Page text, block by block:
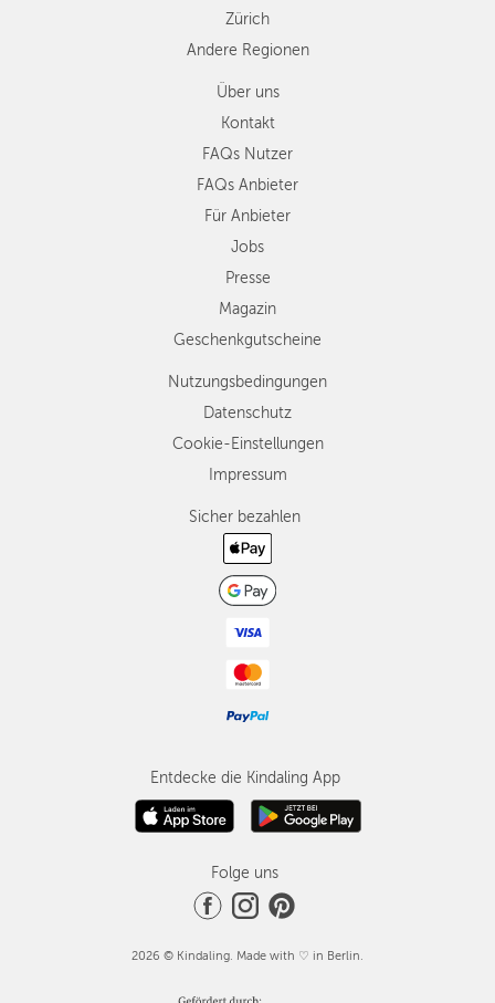
Zürich
Andere Regionen
Über uns
Kontakt
FAQs Nutzer
FAQs Anbieter
Für Anbieter
Jobs
Presse
Magazin
Geschenkgutscheine
Nutzungsbedingungen
Datenschutz
Cookie-Einstellungen
Impressum
Sicher bezahlen
Entdecke die Kindaling App
Folge uns
2026 © Kindaling. Made with ♡ in Berlin.